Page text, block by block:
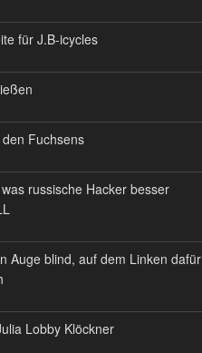
für J.B-icycles
Fuchsens
russische Hacker besser
Auge blind, auf dem Linken dafür
Lobby Klöckner